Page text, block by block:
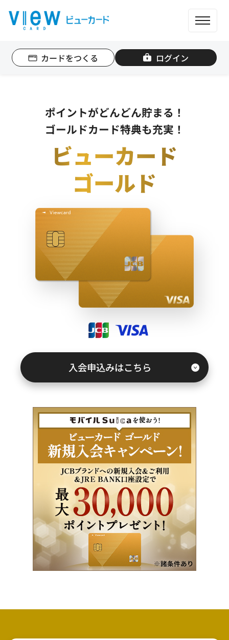
カードをつくる
ログイン
カード一覧
もっと便利に使う
ポイントを貯める
ポイントを使う
キャンペーン情報
お客さまサポート
FAQ（よくあるご質問）
ポイントがどんどん貯まる！
ゴールドカード特典も充実！
ビューカード
ゴールド
入会申込みはこちら